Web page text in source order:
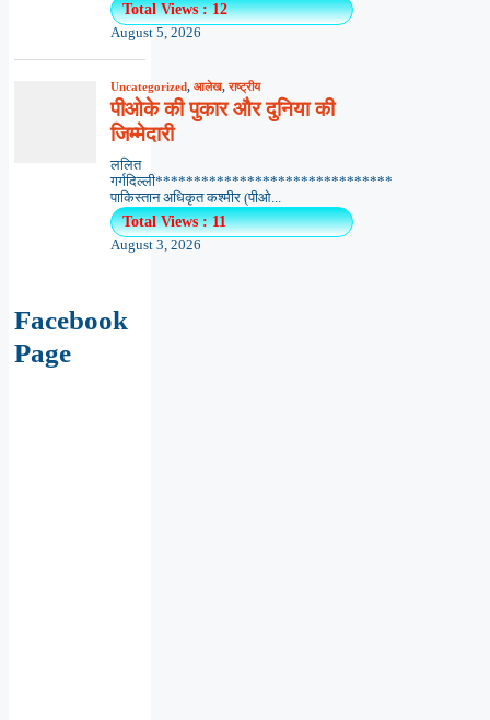
Total Views : 12
August 5, 2026
Uncategorized, आलेख,राष्ट्रीय
पीओके की पुकार और दुनिया की
जिम्मेदारी
ललित
गर्गदिल्ली*******************************
पाकिस्तान अधिकृत कश्मीर (पीओ...
Total Views : 11
August 3, 2026
Facebook
Page